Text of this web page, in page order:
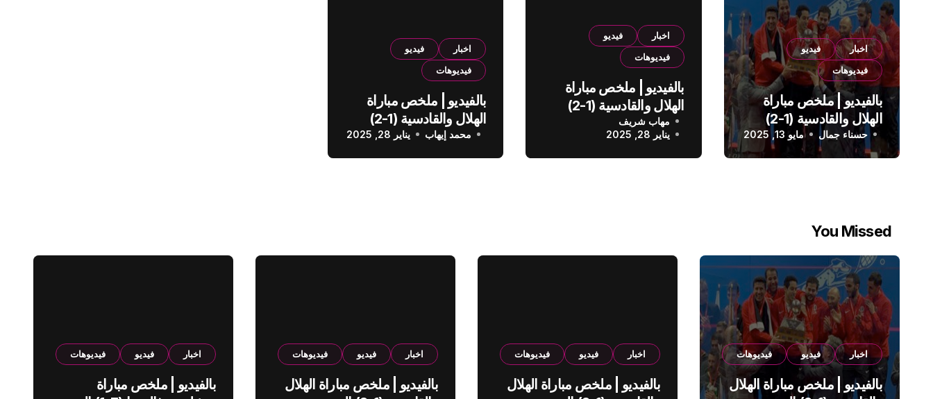
اخبار
فيديو
فيديوهات
بالفيديو | ملخص مباراة
الهلال والقادسية (1-2)
الدوري السعودي
حسناء جمال مايو 13, 2025
اخبار
فيديو
فيديوهات
بالفيديو | ملخص مباراة
الهلال والقادسية (1-2)
الدوري السعودي
مهاب شريف
يناير 28, 2025
اخبار
فيديو
فيديوهات
بالفيديو | ملخص مباراة
الهلال والقادسية (1-2)
الدوري السعودي
محمد إيهاب يناير 28, 2025
You Missed
اخبار فيديو فيديوهات
بالفيديو | ملخص مباراة الهلال
اخبار فيديو فيديوهات
بالفيديو | ملخص مباراة الهلال
اخبار فيديو فيديوهات
بالفيديو | ملخص مباراة الهلال
اخبار فيديو فيديوهات
بالفيديو | ملخص مباراة